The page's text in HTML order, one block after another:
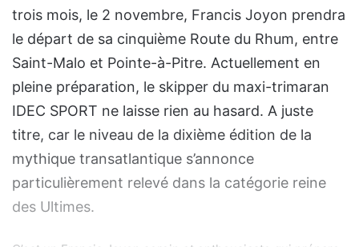
trois mois, le 2 novembre, Francis Joyon prendra
le départ de sa cinquième Route du Rhum, entre
Saint-Malo et Pointe-à-Pitre. Actuellement en
pleine préparation, le skipper du maxi-trimaran
IDEC SPORT ne laisse rien au hasard. A juste
titre, car le niveau de la dixième édition de la
mythique transatlantique s’annonce
particulièrement relevé dans la catégorie reine
des Ultimes.